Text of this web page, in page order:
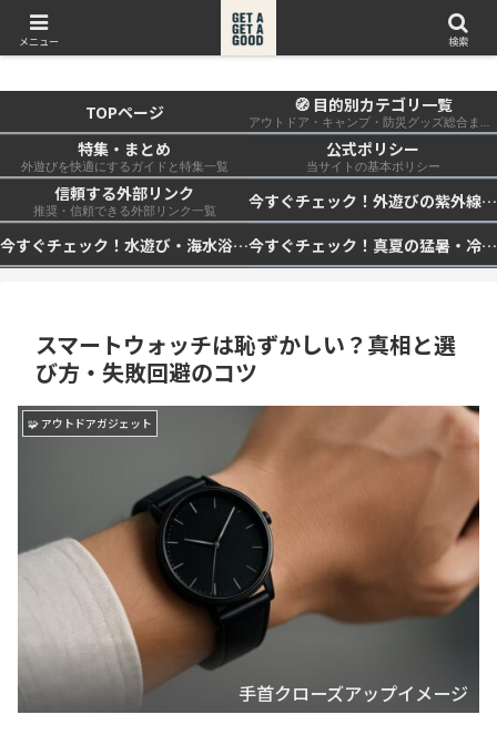
get a get a good
TOPページ 🧭 目的別カテゴリ一覧
アウトドア・キャンプ・防災グッズ総合まとめ
特集・まとめ
外遊びを快適にするガイドと特集一覧
公式ポリシー
当サイトの基本ポリシー
信頼する外部リンク
推奨・信頼できる外部リンク一覧
今すぐチェック！外遊びの紫外線対策・日差し快適化計画｜帽子・日傘・ウェア・日焼け止めを総まとめ☀️🏕️👓
今すぐチェック！水遊び・海水浴の快適化計画｜浮き輪・服装・日陰・安全対策を総まとめ🏖️🌊✨
今すぐチェック！真夏の猛暑・冷却・保冷快適化計画｜外遊び・キャンプ・車中泊の暑さ対策を総まとめ☀️🧊🏕️
スマートウォッチは恥ずかしい？真相と選
び方・失敗回避のコツ
🧩 アウトドアガジェット
手首クローズアップイメージ
メニュー 検索